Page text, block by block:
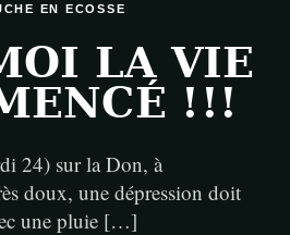
EN ECOSSE
LA VIE
!!!
24) sur la Don, à
doux, une dépression doit
une pluie […]